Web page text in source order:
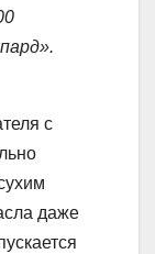
с
даже